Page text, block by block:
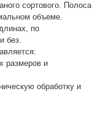
сортового. Полоса
объеме.
по
без.
размеров и
обработку и